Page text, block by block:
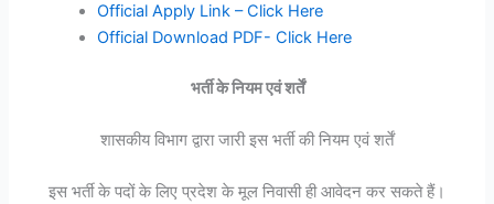
Official Apply Link – Click Here
Official Download PDF- Click Here
भर्ती के नियम एवं शर्तें
शासकीय विभाग द्वारा जारी इस भर्ती की नियम एवं शर्तें
इस भर्ती के पदों के लिए प्रदेश के मूल निवासी ही आवेदन कर सकते हैं।